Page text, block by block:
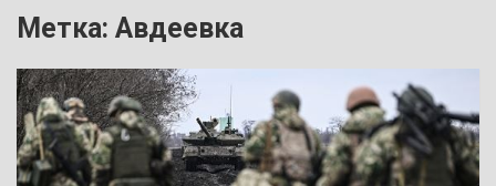
Метка: Авдеевка